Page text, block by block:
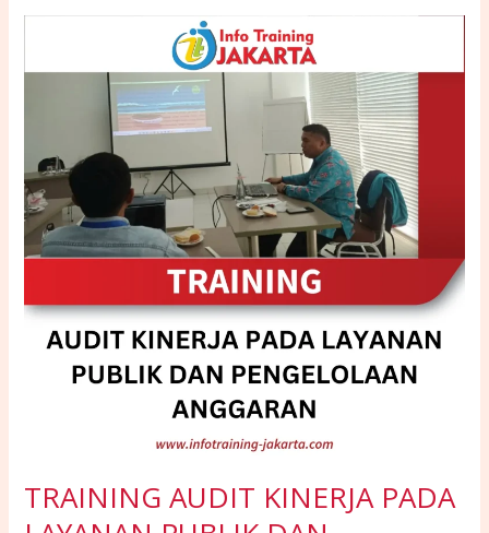
TRAINING AUDIT KINERJA PADA
KINERJA
PUBLIK
DAN
PENGELOLAAN
ANGGARAN